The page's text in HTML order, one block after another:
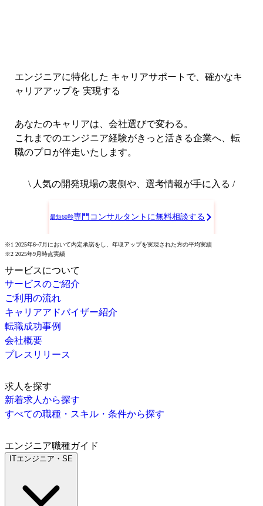
エンジニアに特化した キャリアサポートで、 確かなキ
ャリアアップを 実現する
あなたのキャリアは、会社選びで変わる。
これまでのエンジニア経験がきっと活きる企業へ、転
職のプロが伴走いたします。
\ 人気の開発現場の裏側や、選考情報が手に入る /
最短60秒専門コンサルタントに無料相談する
※1 2025年6~7月において内定承諾をし、年収アップを実現された方の平均実績
※2 2025年9月時点実績
サービスについて
サービスのご紹介
ご利用の流れ
キャリアアドバイザー紹介
転職成功事例
会社概要
プレスリリース
求人を探す
新着求人から探す
すべての職種・スキル・条件から探す
エンジニア職種ガイド
ITエンジニア・SE